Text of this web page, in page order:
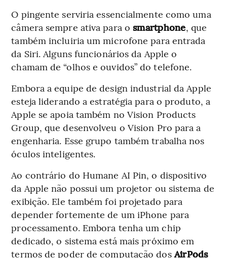
O pingente serviria essencialmente como uma
câmera sempre ativa para osmartphone, que
também incluiria um microfone para entrada
da Siri. Alguns funcionários da Apple o
chamam de “olhos e ouvidos” do telefone.
Embora a equipe de design industrial da Apple
esteja liderando a estratégia para o produto, a
Apple se apoia também no Vision Products
Group, que desenvolveu o Vision Pro para a
engenharia. Esse grupo também trabalha nos
óculos inteligentes.
Ao contrário do Humane AI Pin, o dispositivo
da Apple não possui um projetor ou sistema de
exibição. Ele também foi projetado para
depender fortemente de um iPhone para
processamento. Embora tenha um chip
dedicado, o sistema está mais próximo em
termos de poder de computação dosAirPods